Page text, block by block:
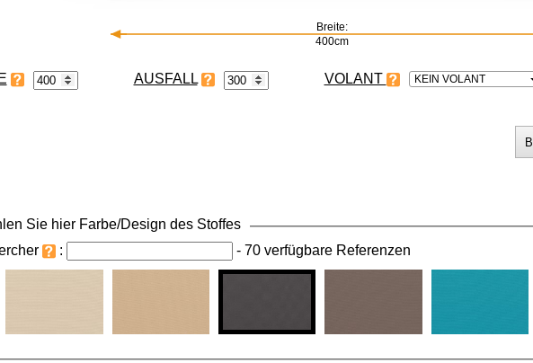
Breite:
400cm
VOLANT KEIN VOLANT
Sie hier Farbe/Design des Stoffes
: - 70 verfügbare Referenzen